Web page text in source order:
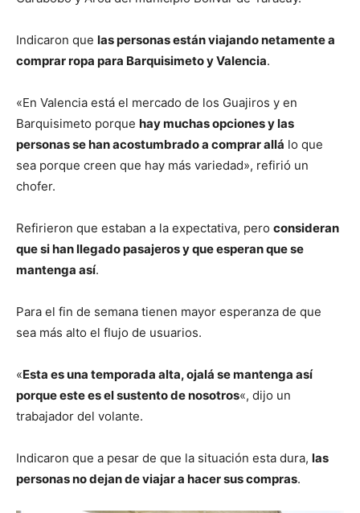
Indicaron que las personas están viajando netamente a
comprar ropa para Barquisimeto y Valencia.
«En Valencia está el mercado de los Guajiros y en
Barquisimeto porque hay muchas opciones y las
personas se han acostumbrado a comprar allá lo que
sea porque creen que hay más variedad», refirió un
chofer.
Refirieron que estaban a la expectativa, pero consideran
que si han llegado pasajeros y que esperan que se
mantenga así.
Para el fin de semana tienen mayor esperanza de que
sea más alto el flujo de usuarios.
«Esta es una temporada alta, ojalá se mantenga así
porque este es el sustento de nosotros«, dijo un
trabajador del volante.
Indicaron que a pesar de que la situación esta dura, las
personas no dejan de viajar a hacer sus compras.